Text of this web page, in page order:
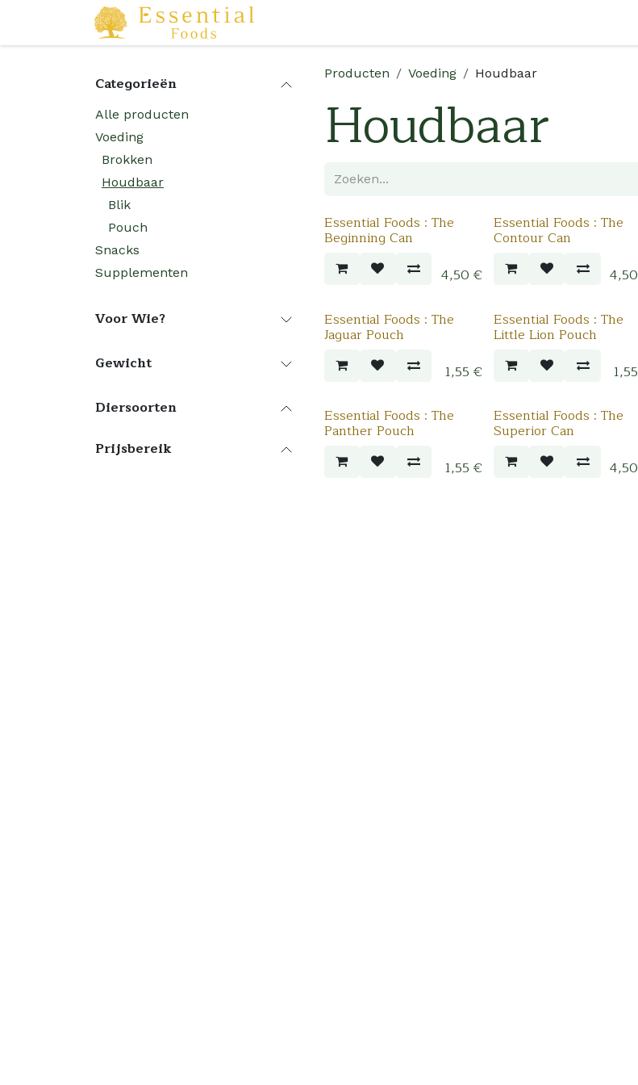
Overslaan naar inhoud
Categorieën
Alle producten
Voeding
Brokken
Houdbaar
Blik
Pouch
Snacks
Supplementen
Voor Wie?
Gewicht
Diersoorten
Prijsbereik
Producten Voeding Houdbaar
Houdbaar
Essential Foods : The
Beginning Can
4,50 €
Essential Foods : The
Contour Can
4,50
Essential Foods : The
Jaguar Pouch
1,55 €
Essential Foods : The
Little Lion Pouch
1,55
Essential Foods : The
Panther Pouch
1,55 €
Essential Foods : The
Superior Can
4,50